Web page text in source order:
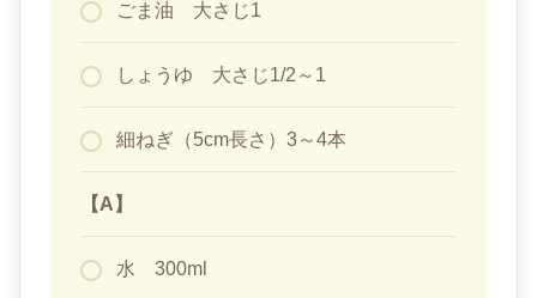
ごま油 大さじ1
しょうゆ 大さじ1/2～1
細ねぎ（5cm長さ）3～4本
【A】
水 300ml